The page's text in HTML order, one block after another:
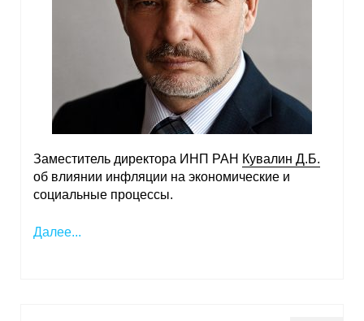
Об аспирантуре
Поступление
Диссертационный совет
Заместитель директора ИНП РАН Кувалин Д.Б.
об влиянии инфляции на экономические и
социальные процессы.
Далее...